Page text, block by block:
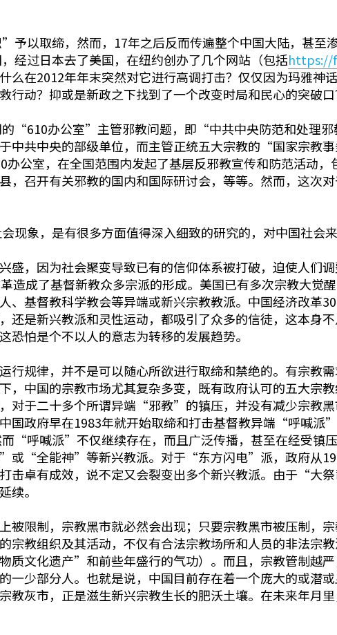
以取缔，然而，17年之后反而传遍整个中国大陆，甚至
过日本去了美国，在纽约创办了几个网站（包括https://
在2012年年末突然对它进行高调打击？仅仅因为玛雅神
动？抑或是新政之下找到了一个改变时局和民心的突破口
的“610办公室”主管邪教问题，即“中共中央防范和处理
中共中央的部级单位，而主管正统五大宗教的“国家宗教
公室，在全国范围内发起了基层反邪教宣传和防范活动
，召开有关邪教的国内和国际研讨会，等等。然而，这
象，是有很多方面值得深入细致的研究的，对中国社会来
盛，因为社会聚变导致已有的信仰体系被打破，迫使人们
造成了基督新教众多宗派的形成。美国已有多次宗教大觉
、基督教科学教会等异端或新兴宗教教派。中国经济改革
是新兴教派和灵性运动，都吸引了众多的信徒，这本身不
怕是个不以人的意志为转移的发展趋势。
规律，并不是可以随心所欲进行取缔和禁绝的。有宗教需
，中国的宗教市场尤其复杂多变，既有政府认可的五大宗
对于二十多个所谓异端“邪教”的镇压，并没有减少宗教
国政府早在1983年就开始取缔和打击基督教异端“呼喊派
“呼喊派”不仅继续存在，而且广泛传播，甚至在经受镇
“全能神”等新兴教派。对于“东方闪电”派，政府从
击卓有成效，说不定又会裂变出多个新兴教派。由于“大
续。
被限制，宗教黑市就必然会出现；只要宗教黑市被压制，
宗教组织及其活动，不仅有合法宗教场所和人员的非法宗
质文化遗产”和前些年盛行的气功）。而且，宗教管制越
一少部分人。也就是说，中国目前存在着一个庞大的或潜
教灰市，正是滋生新兴宗教生长的肥沃土壤。在未来年月